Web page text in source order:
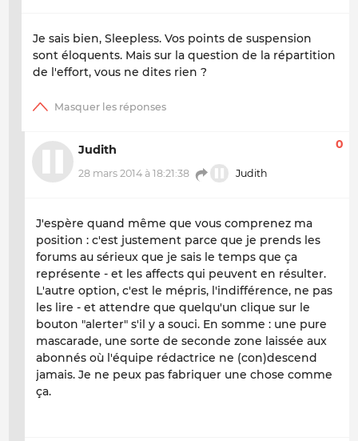
Je sais bien, Sleepless. Vos points de suspension
sont éloquents. Mais sur la question de la répartition
de l'effort, vous ne dites rien ?
Judith
28 mars 2014 à 18:21:38 Judith
0
J'espère quand même que vous comprenez ma
position : c'est justement parce que je prends les
forums au sérieux que je sais le temps que ça
représente - et les affects qui peuvent en résulter.
L'autre option, c'est le mépris, l'indifférence, ne pas
les lire - et attendre que quelqu'un clique sur le
bouton "alerter" s'il y a souci. En somme : une pure
mascarade, une sorte de seconde zone laissée aux
abonnés où l'équipe rédactrice ne (con)descend
jamais. Je ne peux pas fabriquer une chose comme
ça.